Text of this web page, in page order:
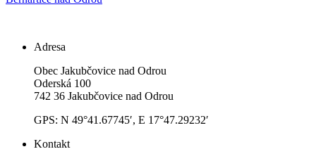
Adresa
Obec Jakubčovice nad Odrou
Oderská 100
742 36 Jakubčovice nad Odrou
GPS: N 49°41.67745′, E 17°47.29232′
Kontakt